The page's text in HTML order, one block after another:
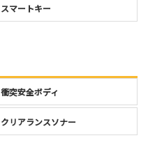
スマートキー
衝突安全ボディ
クリアランスソナー